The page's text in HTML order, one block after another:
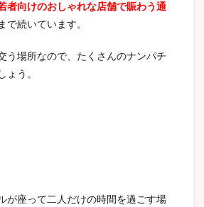
者向けのおしゃれな店舗で賑わう通
で続いています。
う場所なので、たくさんのナンパチ
ょう。
が座って二人だけの時間を過ごす場